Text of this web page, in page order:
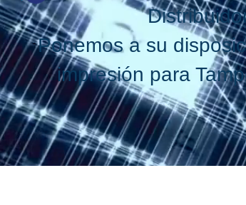
Ponemos a su
impresión para